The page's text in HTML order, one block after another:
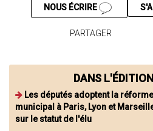
NOUS ÉCRIRE
PARTAGER
DANS
Les députés adoptent la
municipal à Paris, Lyon et
sur le statut de l'élu